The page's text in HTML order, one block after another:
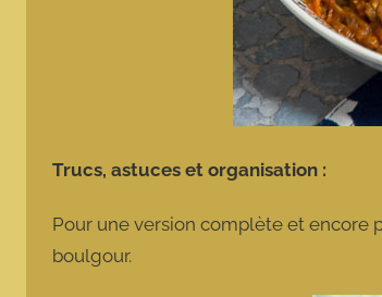
Trucs, astuces et organisation :
Pour une version complète et encore
boulgour.